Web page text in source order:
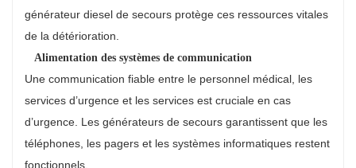
générateur diesel de secours protège ces ressources vitales
de la détérioration.
Alimentation des systèmes de communication
Une communication fiable entre le personnel médical, les
services d’urgence et les services est cruciale en cas
d’urgence. Les générateurs de secours garantissent que les
téléphones, les pagers et les systèmes informatiques restent
fonctionnels.